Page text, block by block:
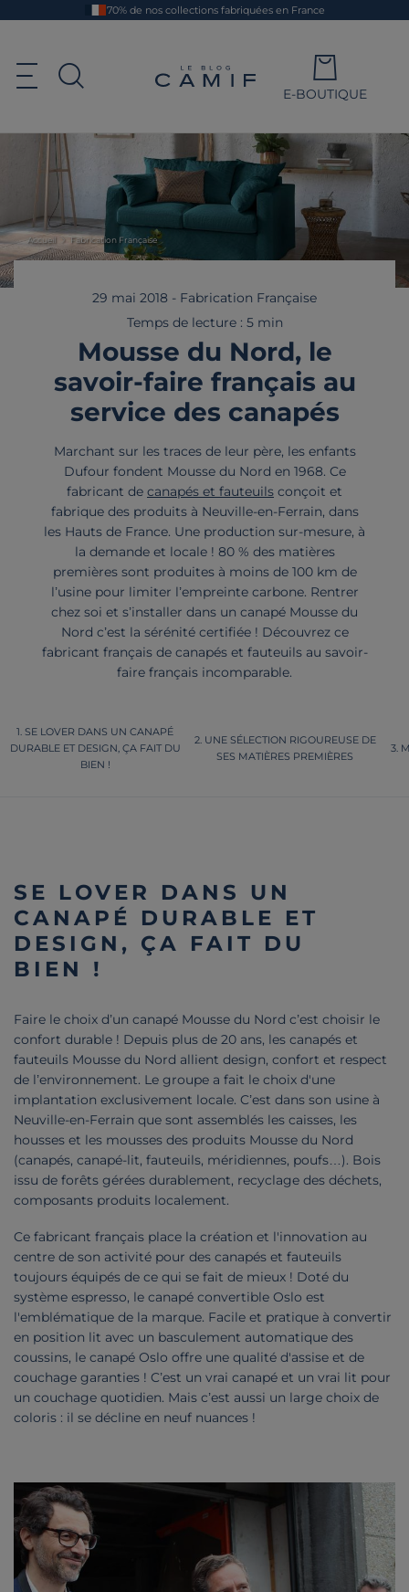
au
70% de nos collections fabriquées en France
Ouvrir le menu de navigation
Le blog Camif
E-BOUTIQUE
Accueil Fabrication Française
29 mai 2018 - Fabrication Française
Temps de lecture : 5 min
Mousse du Nord, le
savoir-faire français au
service des canapés
Marchant sur les traces de leur père, les enfants
Dufour fondent Mousse du Nord en 1968. Ce
fabricant de canapés et fauteuils conçoit et
fabrique des produits à Neuville-en-Ferrain, dans
les Hauts de France. Une production sur-mesure, à
la demande et locale ! 80 % des matières
premières sont produites à moins de 100 km de
l’usine pour limiter l’empreinte carbone. Rentrer
chez soi et s’installer dans un canapé Mousse du
Nord c’est la sérénité certifiée ! Découvrez ce
fabricant français de canapés et fauteuils au savoir-
faire français incomparable.
SE LOVER DANS UN CANAPÉ
DURABLE ET DESIGN, ÇA FAIT DU
BIEN !
UNE SÉLECTION RIGOUREUSE DE
SES MATIÈRES PREMIÈRES
SE LOVER DANS UN
CANAPÉ DURABLE ET
DESIGN, ÇA FAIT DU
BIEN !
Faire le choix d’un canapé Mousse du Nord c’est choisir le
confort durable ! Depuis plus de 20 ans, les canapés et
fauteuils Mousse du Nord allient design, confort et respect
de l’environnement. Le groupe a fait le choix d'une
implantation exclusivement locale. C’est dans son usine à
Neuville-en-Ferrain que sont assemblés les caisses, les
housses et les mousses des produits Mousse du Nord
(canapés, canapé-lit, fauteuils, méridiennes, poufs…). Bois
issu de forêts gérées durablement, recyclage des déchets,
composants produits localement.
Ce fabricant français place la création et l'innovation au
centre de son activité pour des canapés et fauteuils
toujours équipés de ce qui se fait de mieux ! Doté du
système espresso, le canapé convertible Oslo est
l'emblématique de la marque. Facile et pratique à convertir
en position lit avec un basculement automatique des
coussins, le canapé Oslo offre une qualité d'assise et de
couchage garanties ! C’est un vrai canapé et un vrai lit pour
un couchage quotidien. Mais c’est aussi un large choix de
coloris : il se décline en neuf nuances !